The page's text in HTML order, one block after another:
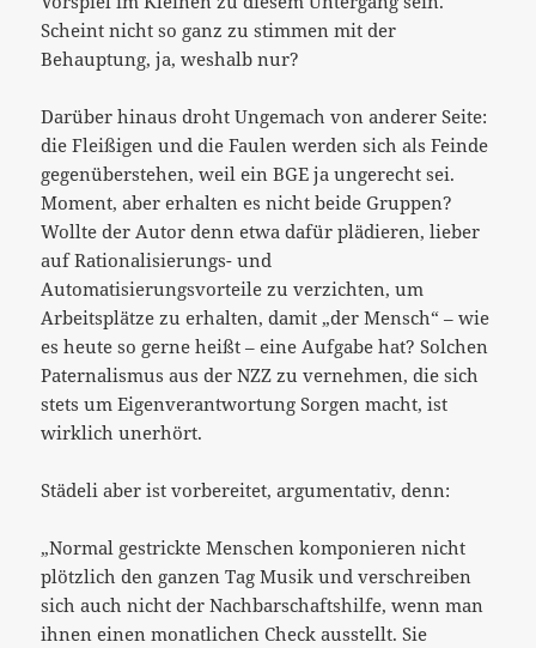
Scheint nicht so ganz zu stimmen mit der
Behauptung, ja, weshalb nur?
Darüber hinaus droht Ungemach von anderer Seite:
die Fleißigen und die Faulen werden sich als Feinde
gegenüberstehen, weil ein BGE ja ungerecht sei.
Moment, aber erhalten es nicht beide Gruppen?
Wollte der Autor denn etwa dafür plädieren, lieber
auf Rationalisierungs- und
Automatisierungsvorteile zu verzichten, um
Arbeitsplätze zu erhalten, damit „der Mensch“ – wie
es heute so gerne heißt – eine Aufgabe hat? Solchen
Paternalismus aus der NZZ zu vernehmen, die sich
stets um Eigenverantwortung Sorgen macht, ist
wirklich unerhört.
Städeli aber ist vorbereitet, argumentativ, denn:
„Normal gestrickte Menschen komponieren nicht
plötzlich den ganzen Tag Musik und verschreiben
sich auch nicht der Nachbarschaftshilfe, wenn man
ihnen einen monatlichen Check ausstellt. Sie